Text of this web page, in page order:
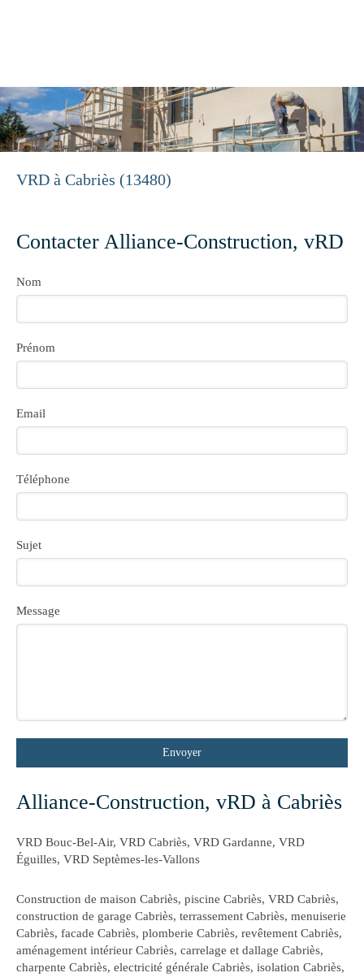
VRD à Cabriès (13480)
Contacter Alliance-Construction, vRD
Nom
Prénom
Email
Téléphone
Sujet
Message
Envoyer
Alliance-Construction, vRD à Cabriès
VRD Bouc-Bel-Air, VRD Cabriès, VRD Gardanne, VRD
Éguilles, VRD Septèmes-les-Vallons
Construction de maison Cabriès, piscine Cabriès, VRD Cabriès,
construction de garage Cabriès, terrassement Cabriès, menuiserie
Cabriès, facade Cabriès, plomberie Cabriès, revêtement Cabriès,
aménagement intérieur Cabriès, carrelage et dallage Cabriès,
charpente Cabriès, electricité générale Cabriès, isolation Cabriès,